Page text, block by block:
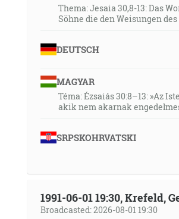
Thema: Jesaia 30,8-13: Das
Söhne die den Weisungen
DEUTSCH
MAGYAR
Téma: Ézsaiás 30:8–13: »Az
akik nem akarnak
SRPSKOHRVATSKI
1991-06-01 19:30, Krefeld,
Broadcasted: 2026-08-01 19:30